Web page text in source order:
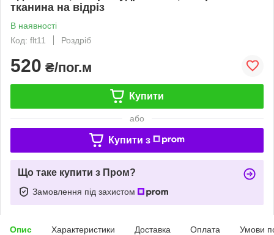
тканина на відріз
В наявності
Код: flt11
Роздріб
520 ₴/пог.м
Купити
або
Купити з
Що таке купити з Пром?
Замовлення під захистом
Опис Характеристики Доставка Оплата Умови